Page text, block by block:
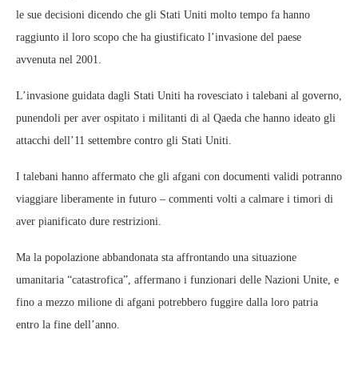
le sue decisioni dicendo che gli Stati Uniti molto tempo fa hanno
raggiunto il loro scopo che ha giustificato l’invasione del paese
avvenuta nel 2001.
L’invasione guidata dagli Stati Uniti ha rovesciato i talebani al governo,
punendoli per aver ospitato i militanti di al Qaeda che hanno ideato gli
attacchi dell’11 settembre contro gli Stati Uniti.
I talebani hanno affermato che gli afgani con documenti validi potranno
viaggiare liberamente in futuro – commenti volti a calmare i timori di
aver pianificato dure restrizioni.
Ma la popolazione abbandonata sta affrontando una situazione
umanitaria “catastrofica”, affermano i funzionari delle Nazioni Unite, e
fino a mezzo milione di afgani potrebbero fuggire dalla loro patria
entro la fine dell’anno.